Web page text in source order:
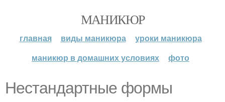
МАНИКЮР
главная виды маникюра
уроки маникюра
маникюр в домашних условиях
фото
Нестандартные формы